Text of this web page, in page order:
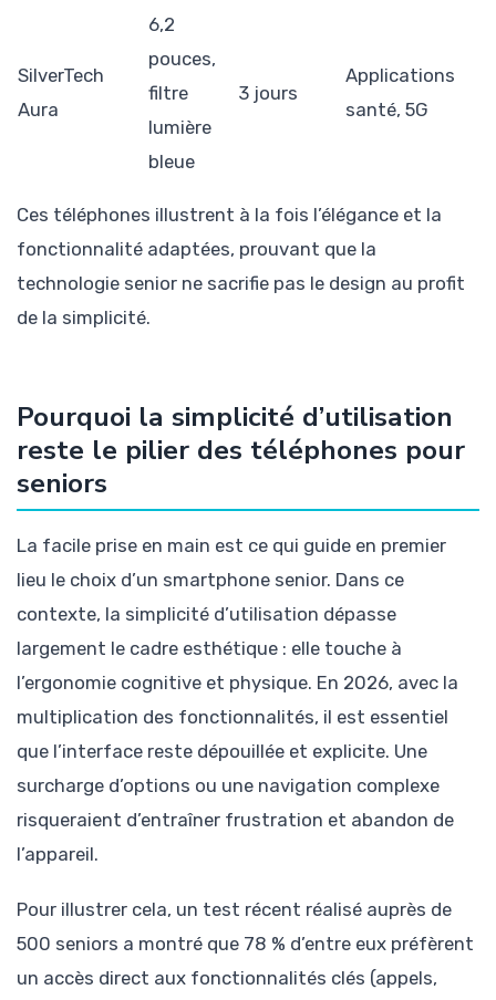
SilverTech
Aura
6,2
pouces,
filtre
lumière
bleue
3 jours
Applications
santé, 5G
Ces téléphones illustrent à la fois l’élégance et la
fonctionnalité adaptées, prouvant que la
technologie senior ne sacrifie pas le design au profit
de la simplicité.
Pourquoi la simplicité d’utilisation
reste le pilier des téléphones pour
seniors
La facile prise en main est ce qui guide en premier
lieu le choix d’un smartphone senior. Dans ce
contexte, la simplicité d’utilisation dépasse
largement le cadre esthétique : elle touche à
l’ergonomie cognitive et physique. En 2026, avec la
multiplication des fonctionnalités, il est essentiel
que l’interface reste dépouillée et explicite. Une
surcharge d’options ou une navigation complexe
risqueraient d’entraîner frustration et abandon de
l’appareil.
Pour illustrer cela, un test récent réalisé auprès de
500 seniors a montré que 78 % d’entre eux préfèrent
un accès direct aux fonctionnalités clés (appels,